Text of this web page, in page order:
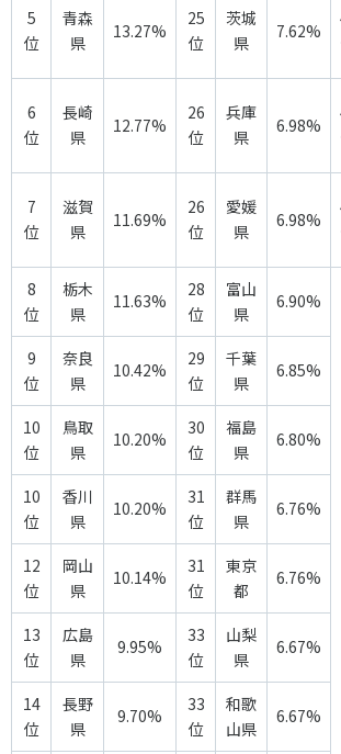
ソーシャルメデ
自治体との連携
各教育機関との連携
スポーツ振興団体との連携
【動画】スポーツでアクティブなまちづ
知る学ぶ
SPORT POLICY INCUBATOR ―スポ
Sport Topics
スポーツ 歴史の検証
スポーツ辞典
SSF BOOKS
5
位
青森
県
13.27%
25
位
茨城
県
7.62%
6
位
長崎
県
12.77%
26
位
兵庫
県
6.98%
7
位
滋賀
県
11.69%
26
位
愛媛
県
6.98%
8
位
栃木
県
11.63%
28
位
富山
県
6.90%
9
位
奈良
県
10.42%
29
位
千葉
県
6.85%
10
位
鳥取
県
10.20%
30
位
福島
県
6.80%
10
位
香川
県
10.20%
31
位
群馬
県
6.76%
12
位
岡山
県
10.14%
31
位
東京
都
6.76%
13
位
広島
県
9.95%
33
位
山梨
県
6.67%
14
位
長野
県
9.70%
33
位
和歌
山県
6.67%